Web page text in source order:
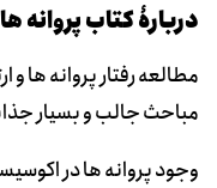
دربارۀ کتاب پروانه
مطالعه رفتار پروانه ها
مباحث جالب و بسیار
وجود پروانه ها در